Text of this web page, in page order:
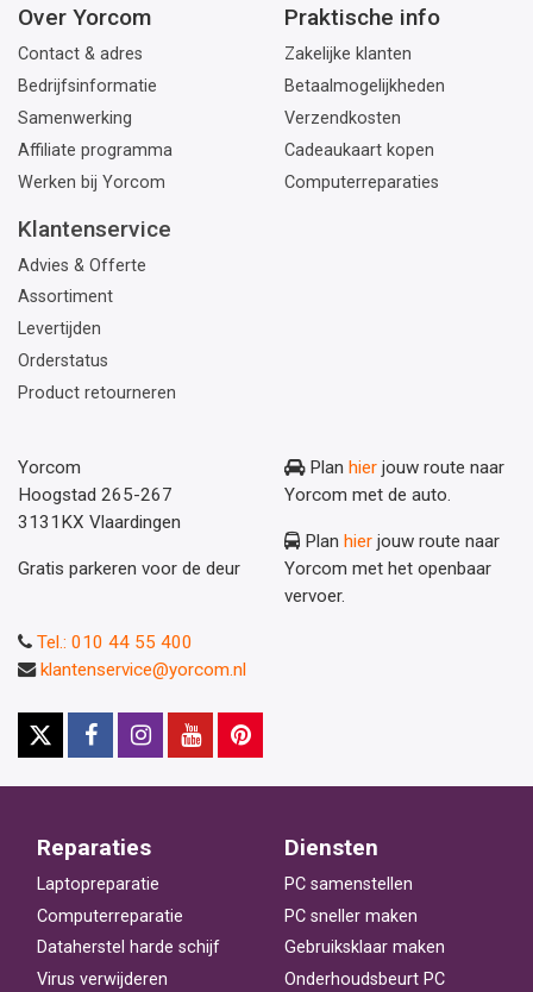
Over Yorcom
Contact & adres
Bedrijfsinformatie
Samenwerking
Affiliate programma
Werken bij Yorcom
Praktische info
Zakelijke klanten
Betaalmogelijkheden
Verzendkosten
Cadeaukaart kopen
Computerreparaties
Klantenservice
Advies & Offerte
Assortiment
Levertijden
Orderstatus
Product retourneren
Yorcom
Hoogstad 265-267
3131KX Vlaardingen
Gratis parkeren voor de deur
Plan hier jouw route naar
Yorcom met de auto.
Plan hier jouw route naar
Yorcom met het openbaar
vervoer.
Tel.: 010 44 55 400
klantenservice@yorcom.nl
Reparaties
Laptopreparatie
Computerreparatie
Dataherstel harde schijf
Virus verwijderen
Diensten
PC samenstellen
PC sneller maken
Gebruiksklaar maken
Onderhoudsbeurt PC